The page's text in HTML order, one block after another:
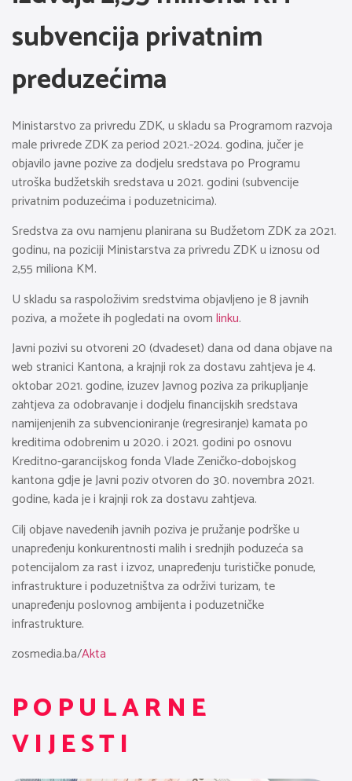
subvencija privatnim
preduzećima
Ministarstvo za privredu ZDK, u skladu sa Programom razvoja
male privrede ZDK za period 2021.-2024. godina, jučer je
objavilo javne pozive za dodjelu sredstava po Programu
utroška budžetskih sredstava u 2021. godini (subvencije
privatnim poduzećima i poduzetnicima).
Sredstva za ovu namjenu planirana su Budžetom ZDK za 2021.
godinu, na poziciji Ministarstva za privredu ZDK u iznosu od
2,55 miliona KM.
U skladu sa raspoloživim sredstvima objavljeno je 8 javnih
poziva, a možete ih pogledati na ovomlinku.
Javni pozivi su otvoreni 20 (dvadeset) dana od dana objave na
web stranici Kantona, a krajnji rok za dostavu zahtjeva je 4.
oktobar 2021. godine, izuzev Javnog poziva za prikupljanje
zahtjeva za odobravanje i dodjelu financijskih sredstava
namijenjenih za subvencioniranje (regresiranje) kamata po
kreditima odobrenim u 2020. i 2021. godini po osnovu
Kreditno-garancijskog fonda Vlade Zeničko-dobojskog
kantona gdje je Javni poziv otvoren do 30. novembra 2021.
godine, kada je i krajnji rok za dostavu zahtjeva.
Cilj objave navedenih javnih poziva je pružanje podrške u
unapređenju konkurentnosti malih i srednjih poduzeća sa
potencijalom za rast i izvoz, unapređenju turističke ponude,
infrastrukture i poduzetništva za održivi turizam, te
unapređenju poslovnog ambijenta i poduzetničke
infrastrukture.
zosmedia.ba/Akta
POPULARNE
VIJESTI